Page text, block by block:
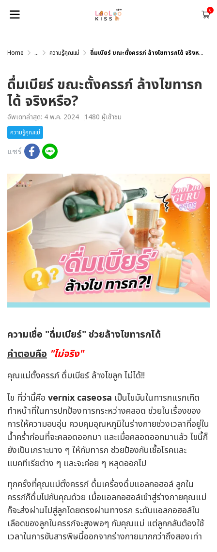
0
Home ... ความรู้คุณแม่ ดื่มเบียร์ ขณะตั้งครรภ์ ล้างไขทารกได้ จริงหรือ?
ดื่มเบียร์ ขณะตั้งครรภ์ ล้างไขทารก
ได้ จริงหรือ?
อัพเดทล่าสุด: 4 พ.ค. 2024 1480 ผู้เข้าชม
ความรู้คุณแม่
แชร์
ความเชื่อ "ดื่มเบียร์" ช่วยล้างไขทารกได้
คำตอบคือ "ไม่จริง"
คุณแม่ตั้งครรภ์ ดื่มเบียร์ ล้างไขลูก ไม่ได้!!
ไข ที่ว่านี้คือ vernix caseosa เป็นไขมันในทารกแรกเกิด
ทำหน้าที่ในการปกป้องทารกระหว่างคลอด ช่วยในเรื่องของ
การให้ความอบอุ่น ควบคุมอุณหภูมิในร่างกายช่วงเวลาที่อยู่ใน
น้ำคร่ำก่อนที่จะคลอดออกมา และเมื่อคลอดออกมาแล้ว ไขนี้ก็
ยังเป็นเกราะบาง ๆ ให้กับทารก ช่วยป้องกันเชื้อโรคและ
แบคทีเรียต่าง ๆ และจะค่อย ๆ หลุดออกไป
ทุกครั้งที่คุณแม่ตั้งครรภ์ ดื่มเครื่องดื่มแอลกอฮอล์ ลูกใน
ครรภ์ก็ดื่มไปกับคุณด้วย เมื่อแอลกอฮอล์เข้าสู่ร่างกายคุณแม่
ก็จะส่งผ่านไปสู่ลูกโดยตรงผ่านทางรก ระดับแอลกอฮอล์ใน
เลือดของลูกในครรภ์จะสูงพอๆ กับคุณแม่ แต่ลูกกลับต้องใช้
เวลาในการขับสารพิษนี้ออกจากร่างกายมากกว่าถึงสองเท่า